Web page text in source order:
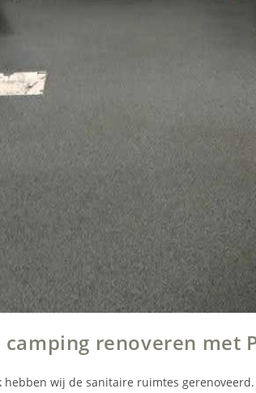
renoveren met
wij de sanitaire ruimtes